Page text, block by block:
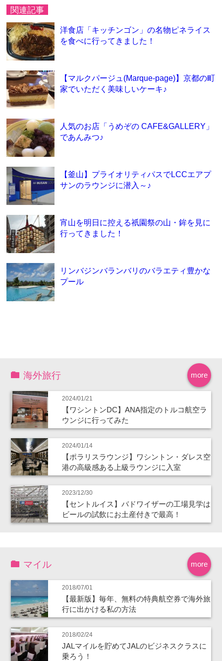
関連記事
洋食店「キッチンゴン」の名物ピネライス
を食べに行ってきました！
【マルクパージュ(Marque-page)】京都の町
家でいただく美味しいケーキ♪
人気のお店「うめぞの CAFE&GALLERY」
であんみつ♪
【釜山】プライオリティパスでLCCエアプ
サンのラウンジに潜入～♪
宵山を明日に控える祇園祭の山・鉾を見に
行ってきました！
リンバジンバランバリのバラエティ豊かな
プール
more
海外旅行
2024/01/21
【ワシントンDC】ANA指定のトルコ航空ラ
ウンジに行ってみた
2024/01/14
【ポラリスラウンジ】ワシントン・ダレス空
港の高級感ある上級ラウンジに入室
2023/12/30
【セントルイス】バドワイザーの工場見学は
ビールの試飲にお土産付きで最高！
more
マイル
2018/07/01
【最新版】毎年、無料の特典航空券で海外旅
行に出かける私の方法
2018/02/24
JALマイルを貯めてJALのビジネスクラスに
乗ろう！